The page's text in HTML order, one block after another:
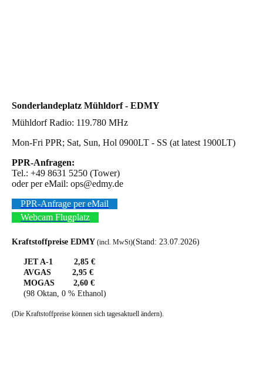
Sonderlandeplatz Mühldorf - EDMY
Mühldorf Radio: 119.780 MHz
Mon-Fri PPR; Sat, Sun, Hol 0900LT - SS (at latest 1900LT)
PPR-Anfragen:
Tel.: +49 8631 5250 (Tower)
oder per eMail: ops@edmy.de
PPR-Anfrage per eMail
Webcam Flugplatz
Kraftstoffpreise EDMY (incl. MwSt)(Stand: 23.07.2026)
JET A-1 2,85 €
AVGAS 2,95 €
MOGAS 2,60 €
(98 Oktan, 0 % Ethanol)
(Die Kraftstoffpreise können sich tagesaktuell ändern).